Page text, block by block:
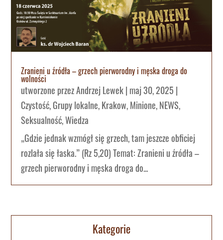
Zranieni u źródła – grzech pierworodny i męska droga do
wolności
utworzone przezAndrzej Lewek| maj 30, 2025 |
Czystość,Grupy lokalne,Krakow,Minione,NEWS,
Seksualność,Wiedza
„Gdzie jednak wzmógł się grzech, tam jeszcze obficiej
rozlała się łaska.” (Rz 5,20) Temat: Zranieni u źródła –
grzech pierworodny i męska droga do...
Kategorie